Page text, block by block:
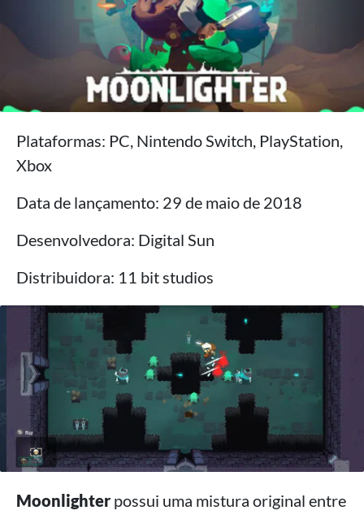
Plataformas: PC, Nintendo Switch, PlayStation,
Xbox
Data de lançamento: 29 de maio de 2018
Desenvolvedora: Digital Sun
Distribuidora: 11 bit studios
Moonlighter possui uma mistura original entre